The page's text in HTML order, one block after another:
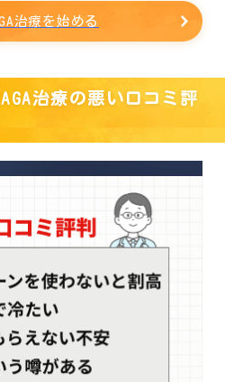
治療を始める
治療の悪い口コミ評